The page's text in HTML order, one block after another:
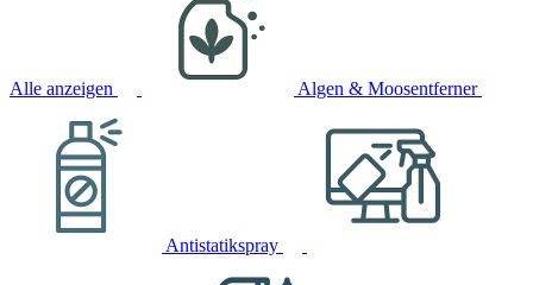
Alle anzeigen Algen & Moosentferner
Antistatikspray